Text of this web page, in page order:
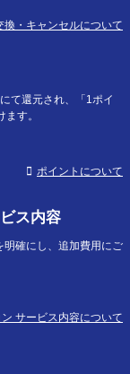
換・キャンセルについて
て還元され、「1ポイ
す。
ポイントについて
ス内容
明確にし、追加費用にご
サービス内容について